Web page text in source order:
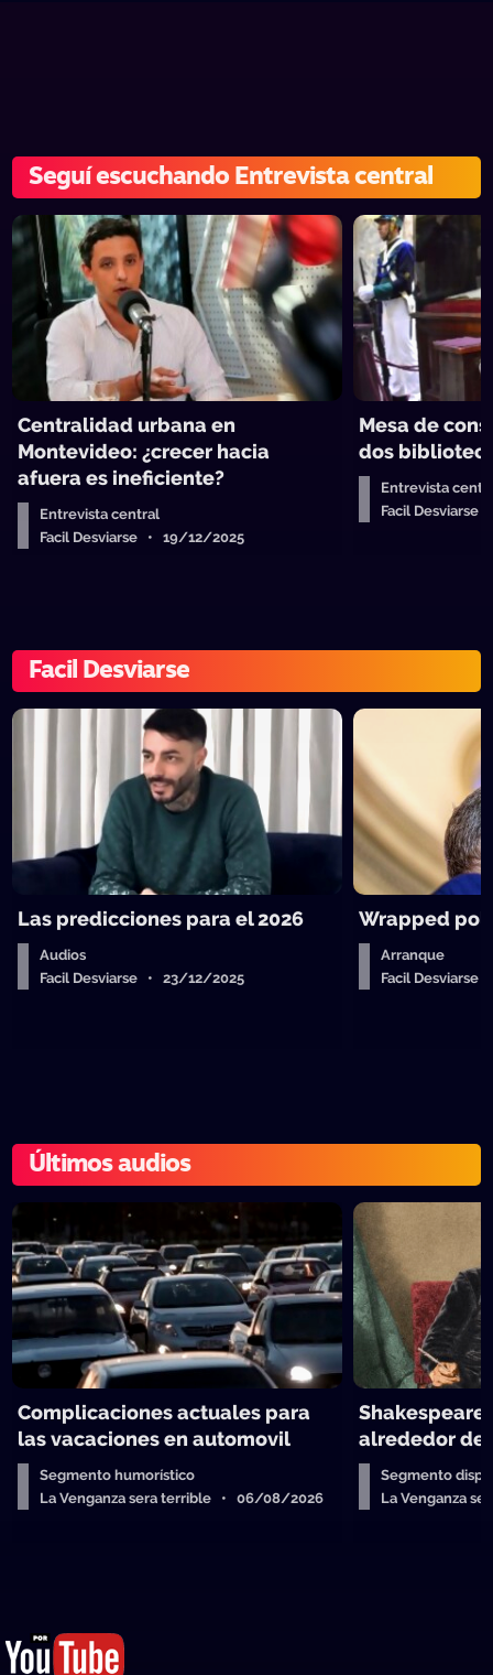
Seguí escuchando Entrevista central
Centralidad urbana en
Montevideo: ¿crecer hacia
afuera es ineficiente?
Entrevista central
Facil Desviarse • 19/12/2025
Mesa de
dos
Entrevista
Facil Desviarse
Facil Desviarse
Las predicciones para el 2026
Audios
Facil Desviarse • 23/12/2025
Wrapped
Arranque
Facil
Últimos audios
Complicaciones actuales para
las vacaciones en automovil
Segmento humorístico
La Venganza sera terrible • 06/08/2026
Shakespeare
alrededor de
Segmento
La Venganza